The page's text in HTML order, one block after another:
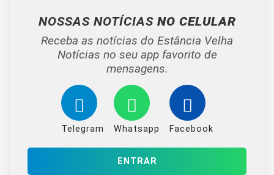
NOSSAS NOTÍCIAS NO CELULAR
Receba as notícias do Estância Velha
Notícias no seu app favorito de
mensagens.
Telegram Whatsapp Facebook
ENTRAR